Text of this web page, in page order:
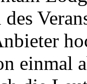
einmal